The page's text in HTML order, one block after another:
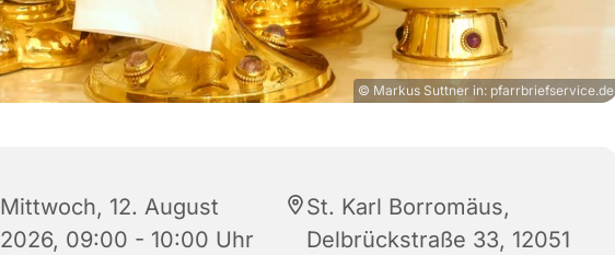
© Markus Suttner in: pfarrbriefservice.de
Mittwoch, 12. August
2026, 09:00 - 10:00 Uhr
St. Karl Borromäus,
Delbrückstraße 33, 12051